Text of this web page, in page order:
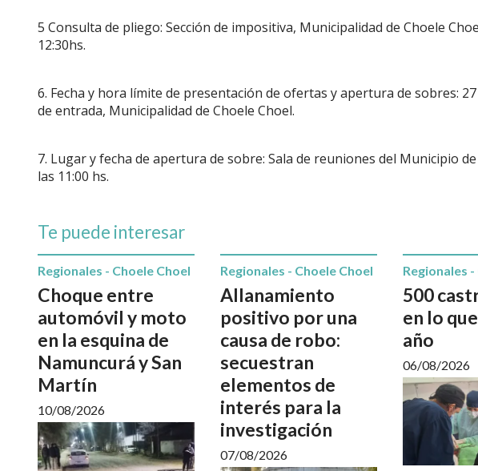
5 Consulta de pliego: Sección de impositiva, Municipalidad de Choele
12:30hs.
6. Fecha y hora límite de presentación de ofertas y apertura de sobres:
de entrada, Municipalidad de Choele Choel.
7. Lugar y fecha de apertura de sobre: Sala de reuniones del Municipio
las 11:00 hs.
Te puede interesar
Choque entre
automóvil y moto
en la esquina de
Namuncurá y San
Martín
Regionales - Choele Choel
10/08/2026
Allanamiento
positivo por una
causa de robo:
secuestran
elementos de
interés para la
investigación
Regionales - Choele Choel
07/08/2026
500
en lo
año
Regionales
06/08/2026